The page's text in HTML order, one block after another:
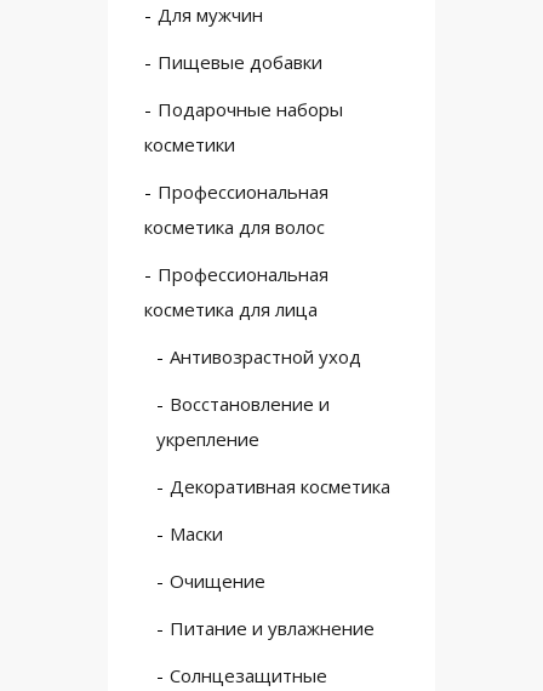
Для мужчин
Пищевые добавки
Подарочные наборы
косметики
Профессиональная
косметика для волос
Профессиональная
косметика для лица
Антивозрастной уход
Восстановление и
укрепление
Декоративная косметика
Маски
Очищение
Питание и увлажнение
Солнцезащитные